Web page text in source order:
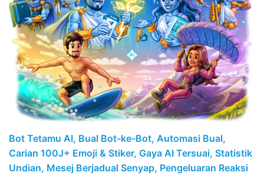
Bot Tetamu AI, Bual Bot-ke-Bot, Automasi Bual,
Carian 100J+ Emoji & Stiker, Gaya AI Tersuai, Statistik
Undian, Mesej Berjadual Senyap, Pengeluaran Reaksi